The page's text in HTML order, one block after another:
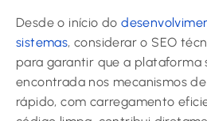
Desde o início do
sistemas, considerar o SEO
para garantir que a plataforma
encontrada nos mecanismos
rápido, com carregamento